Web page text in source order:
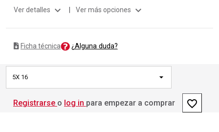
Ver detalles expand_more | Ver más opciones expand_more
Ficha técnica ¿Alguna duda?
5X 16
Registrarse o log in para empezar a comprar favorite_border